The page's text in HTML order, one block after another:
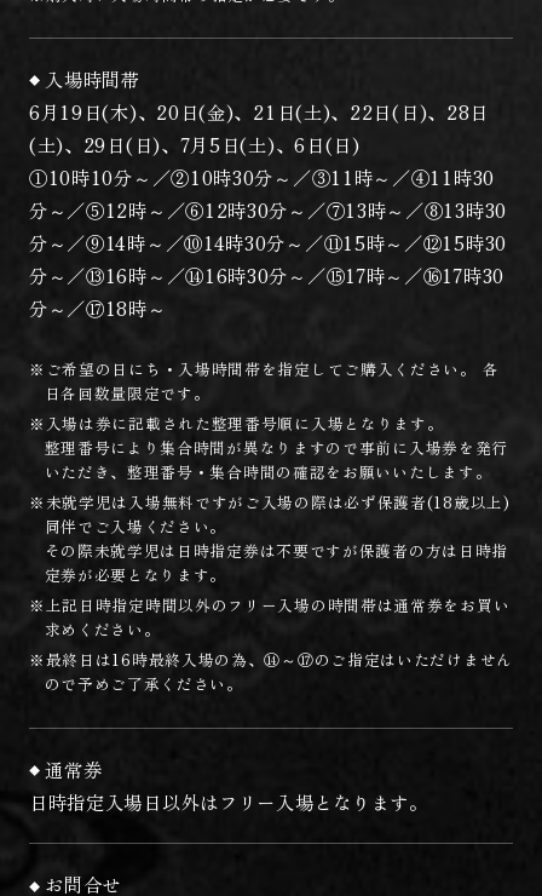
入場時間帯
6月19日(木)、20日(金)、21日(土)、22日(日)、28日
(土)、29日(日)、7月5日(土)、6日(日)
①10時10分～／②10時30分～／③11時～／④11時30
分～／⑤12時～／⑥12時30分～／⑦13時～／⑧13時30
分～／⑨14時～／⑩14時30分～／⑪15時～／⑫15時30
分～／⑬16時～／⑭16時30分～／⑮17時～／⑯17時30
分～／⑰18時～
※ご希望の日にち・入場時間帯を指定してご購入ください。 各
日各回数量限定です。
※入場は券に記載された整理番号順に入場となります。
整理番号により集合時間が異なりますので事前に入場券を発行
いただき、整理番号・集合時間の確認をお願いいたします。
※未就学児は入場無料ですがご入場の際は必ず保護者(18歳以上)
同伴でご入場ください。
その際未就学児は日時指定券は不要ですが保護者の方は日時指
定券が必要となります。
※上記日時指定時間以外のフリー入場の時間帯は通常券をお買い
求めください。
※最終日は16時最終入場の為、⑭～⑰のご指定はいただけません
ので予めご了承ください。
通常券
日時指定入場日以外はフリー入場となります。
お問合せ